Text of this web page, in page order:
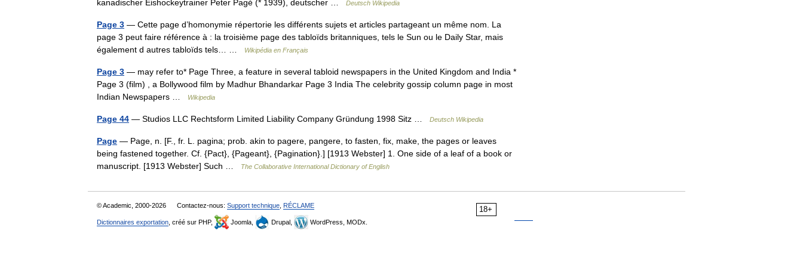
kanadischer Eishockeytrainer Peter Pagé (* 1939), deutscher …
Deutsch Wikipedia
Page 3 — Cette page d’homonymie répertorie les différents sujets et articles partageant un même nom. La
page 3 peut faire référence à : la troisième page des tabloïds britanniques, tels le Sun ou le Daily Star, mais
également d autres tabloïds tels… …
Wikipédia en Français
Page 3 — may refer to* Page Three, a feature in several tabloid newspapers in the United Kingdom and India *
Page 3 (film) , a Bollywood film by Madhur Bhandarkar Page 3 India The celebrity gossip column page in most
Indian Newspapers …
Wikipedia
Page 44 — Studios LLC Rechtsform Limited Liability Company Gründung 1998 Sitz … Deutsch Wikipedia
Page — Page, n. [F., fr. L. pagina; prob. akin to pagere, pangere, to fasten, fix, make, the pages or leaves
being fastened together. Cf. {Pact}, {Pageant}, {Pagination}.] [1913 Webster] 1. One side of a leaf of a book or
manuscript. [1913 Webster] Such …
The Collaborative International Dictionary of English
18+
© Academic, 2000-2026 Contactez-nous: Support technique RÉCLAME
Dictionnaires exportation , créé sur PHP, Joomla, Drupal, WordPress, MODx.